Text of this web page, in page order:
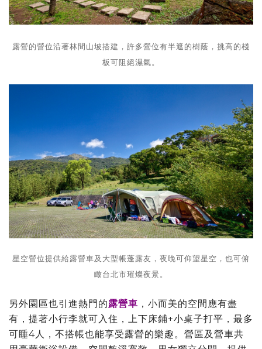
露營的營位沿著林間山坡搭建，許多營位有半遮的樹蔭，挑高的棧
板可阻絕濕氣。
星空營位提供給露營車及大型帳蓬露友，夜晚可仰望星空，也可俯
瞰台北市璀燦夜景。
另外園區也引進熱門的露營車 ，小而美的空間應有盡
有，提著小行李就可入住，上下床鋪+小桌子打平，最多
可睡4人，不搭帳也能享受露營的樂趣。營區及營車共